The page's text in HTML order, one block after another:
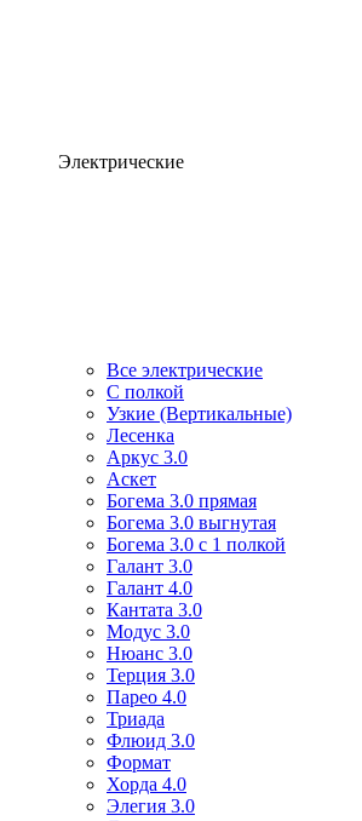
Электрические
Все электрические
С полкой
Узкие (Вертикальные)
Лесенка
Аркус 3.0
Аскет
Богема 3.0 прямая
Богема 3.0 выгнутая
Богема 3.0 с 1 полкой
Галант 3.0
Галант 4.0
Кантата 3.0
Модус 3.0
Нюанс 3.0
Терция 3.0
Парео 4.0
Триада
Флюид 3.0
Формат
Хорда 4.0
Элегия 3.0